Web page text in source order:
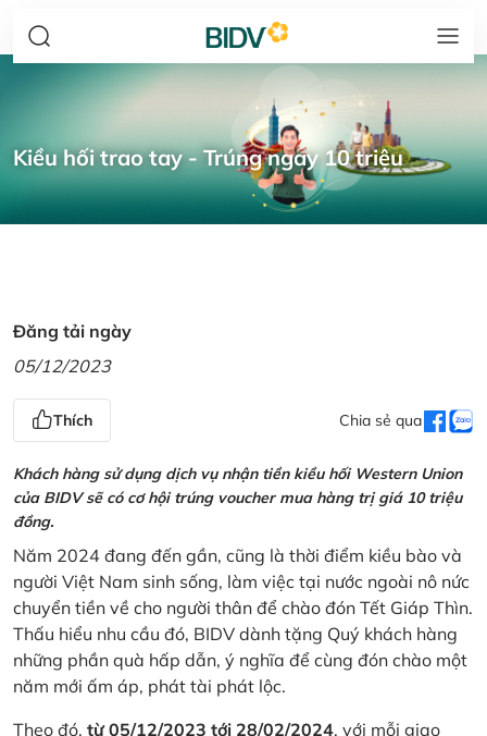
Kiều hối trao tay - Trúng ngay 10 triệu
Đăng tải ngày
05/12/2023
Thích Chia sẻ qua
Khách hàng sử dụng dịch vụ nhận tiền kiều hối Western Union
của BIDV sẽ có cơ hội trúng voucher mua hàng trị giá 10 triệu
đồng.
Năm 2024 đang đến gần, cũng là thời điểm kiều bào và
người Việt Nam sinh sống, làm việc tại nước ngoài nô nức
chuyển tiền về cho người thân để chào đón Tết Giáp Thìn.
Thấu hiểu nhu cầu đó, BIDV dành tặng Quý khách hàng
những phần quà hấp dẫn, ý nghĩa để cùng đón chào một
năm mới ấm áp, phát tài phát lộc.
Theo đó, từ 05/12/2023 tới 28/02/2024, với mỗi giao